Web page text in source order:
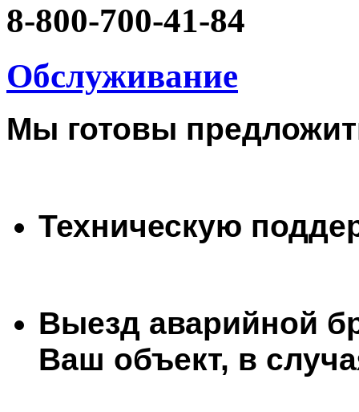
8-800-700-41-84
Обслуживание
Мы готовы
Техническую
Выезд аварийной
Ваш объект, в